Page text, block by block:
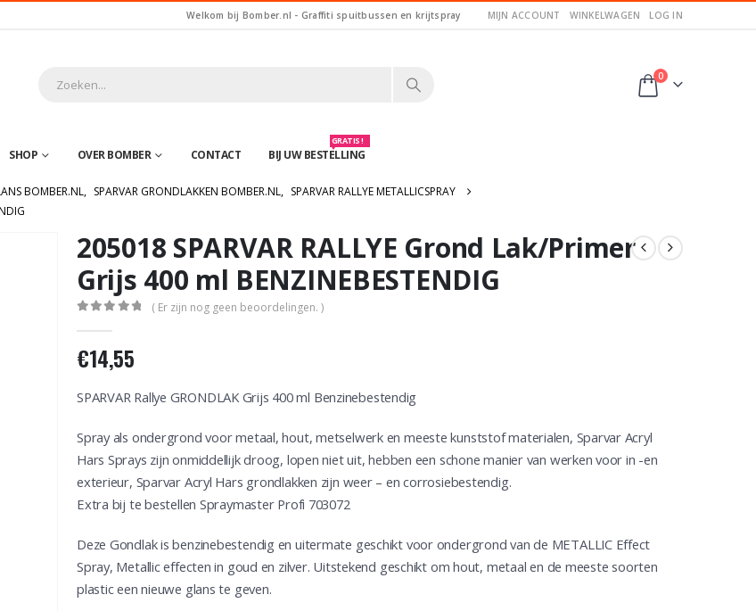
Welkom bij Bomber.nl - Graffiti spuitbussen en krijtspray MIJN ACCOUNT WINKELWAGEN LOG IN
0
SHOP OVER BOMBER CONTACT BIJ UW BESTELLING
GRATIS !
BOMBER.NL, SPARVAR GRONDLAKKEN BOMBER.NL, SPARVAR RALLYE METALLICSPRAY
205018 SPARVAR RALLYE Grond Lak/Primer
Grijs 400 ml BENZINEBESTENDIG
( Er zijn nog geen beoordelingen. )
€14,55
SPARVAR Rallye GRONDLAK Grijs 400 ml Benzinebestendig
Spray als ondergrond voor metaal, hout, metselwerk en meeste kunststof materialen, Sparvar Acryl
Hars Sprays zijn onmiddellijk droog, lopen niet uit, hebben een schone manier van werken voor in -en
exterieur, Sparvar Acryl Hars grondlakken zijn weer – en corrosiebestendig.
Extra bij te bestellen Spraymaster Profi 703072
Deze Gondlak is benzinebestendig en uitermate geschikt voor ondergrond van de METALLIC Effect
Spray, Metallic effecten in goud en zilver. Uitstekend geschikt om hout, metaal en de meeste soorten
plastic een nieuwe glans te geven.